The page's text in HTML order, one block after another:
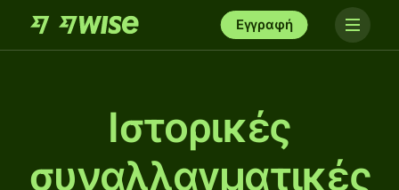
Εγγραφή
Ιστορικές
συναλλαγματικές